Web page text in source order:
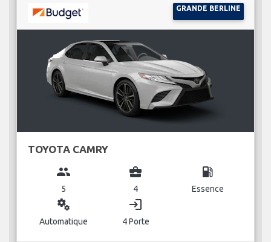
GRANDE BERLINE
TOYOTA CAMRY
group
5
business_center
4
local_gas_station
Essence
miscellaneous_services
Automatique
login
4 Porte